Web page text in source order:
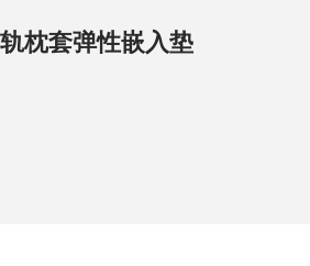
轨枕套弹性嵌入垫